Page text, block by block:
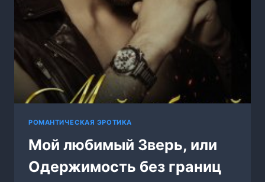
РОМАНТИЧЕСКАЯ ЭРОТИКА
Мой любимый Зверь, или
Одержимость без границ